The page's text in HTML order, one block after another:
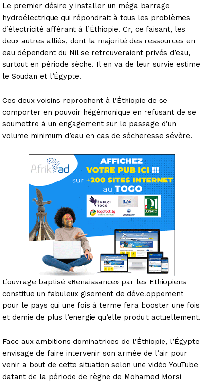
Le premier désire y installer un méga barrage
hydroélectrique qui répondrait à tous les problèmes
d’électricité afférant à l’Éthiopie. Or, ce faisant, les
deux autres alliés, dont la majorité des ressources en
eau dépendent du Nil se retrouveraient privés d’eau,
surtout en période sèche. Il en va de leur survie estime
le Soudan et l’Égypte.
Ces deux voisins reprochent à l’Éthiopie de se
comporter en pouvoir hégémonique en refusant de se
soumettre à un engagement sur le passage d’un
volume minimum d’eau en cas de sécheresse sévère.
L’ouvrage baptisé «Renaissance» par les Ethiopiens
constitue un fabuleux gisement de développement
pour le pays qui une fois à terme fera booster une fois
et demie de plus l’energie qu’elle produit actuellement.
Face aux ambitions dominatrices de l’Éthiopie, l’Égypte
envisage de faire intervenir son armée de l’air pour
venir a bout de cette situation selon une vidéo YouTube
datant de la période de règne de Mohamed Morsi.